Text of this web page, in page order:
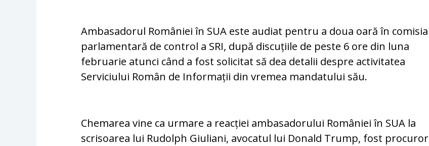
Ambasadorul României în SUA este audiat pentru a doua oară în comisia
parlamentară de control a SRI, după discuțiile de peste 6 ore din luna
februarie atunci când a fost solicitat să dea detalii despre activitatea
Serviciului Român de Informații din vremea mandatului său.
Chemarea vine ca urmare a reacției ambasadorului României în SUA la
scrisoarea lui Rudolph Giuliani, avocatul lui Donald Trump, fost procuror